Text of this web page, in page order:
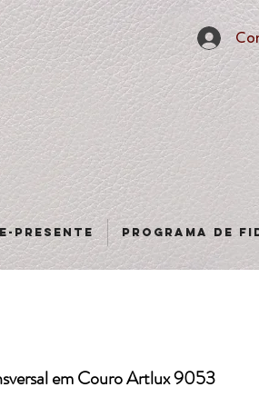
presente Programa de
em Couro Artlux 9053